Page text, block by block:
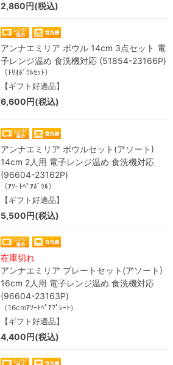
2,860円(税込)
アンナエミリア ボウル 14cm 3点セット 電
子レンジ温め 食洗機対応 (51854-23166P)
（ﾄﾘｵﾎﾞｳﾙｾｯﾄ）
【ギフト好適品】
6,600円(税込)
アンナエミリア ボウルセット(アソート)
14cm 2人用 電子レンジ温め 食洗機対応
(96604-23162P)
（ｱｿｰﾄﾍﾟｱﾎﾞｳﾙ）
【ギフト好適品】
5,500円(税込)
在庫切れ
アンナエミリア プレートセット(アソート)
16cm 2人用 電子レンジ温め 食洗機対応
(96604-23163P)
（16cmｱｿｰﾄﾍﾟｱﾌﾟﾚｰﾄ）
【ギフト好適品】
4,400円(税込)